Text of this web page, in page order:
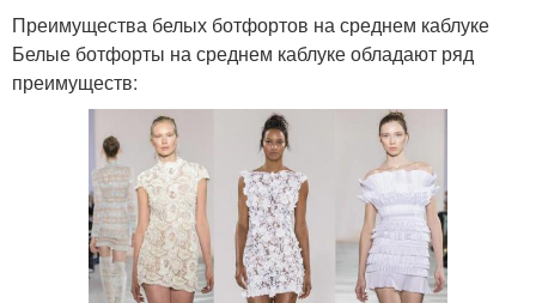
Преимущества белых ботфортов на среднем каблуке
Белые ботфорты на среднем каблуке обладают ряд
преимуществ: